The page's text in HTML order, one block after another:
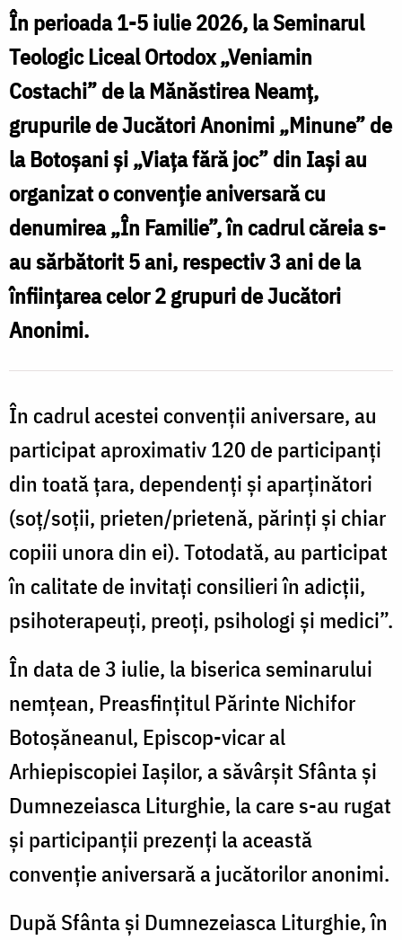
În perioada 1-5 iulie 2026, la Seminarul
Teologic Liceal Ortodox „Veniamin
Costachi” de la Mănăstirea Neamț,
grupurile de Jucători Anonimi „Minune” de
la Botoșani și „Viața fără joc” din Iași au
organizat o convenție aniversară cu
denumirea „În Familie”, în cadrul căreia s-
au sărbătorit 5 ani, respectiv 3 ani de la
înființarea celor 2 grupuri de Jucători
Anonimi.
În cadrul acestei convenții aniversare, au
participat aproximativ 120 de participanți
din toată țara, dependenți și aparținători
(soț/soții, prieten/prietenă, părinți și chiar
copiii unora din ei). Totodată, au participat
în calitate de invitați consilieri în adicții,
psihoterapeuți, preoți, psihologi și medici”.
În data de 3 iulie, la biserica seminarului
nemțean, Preasfințitul Părinte Nichifor
Botoșăneanul, Episcop-vicar al
Arhiepiscopiei Iașilor, a săvârșit Sfânta și
Dumnezeiasca Liturghie, la care s-au rugat
și participanții prezenți la această
convenție aniversară a jucătorilor anonimi.
După Sfânta și Dumnezeiasca Liturghie, în